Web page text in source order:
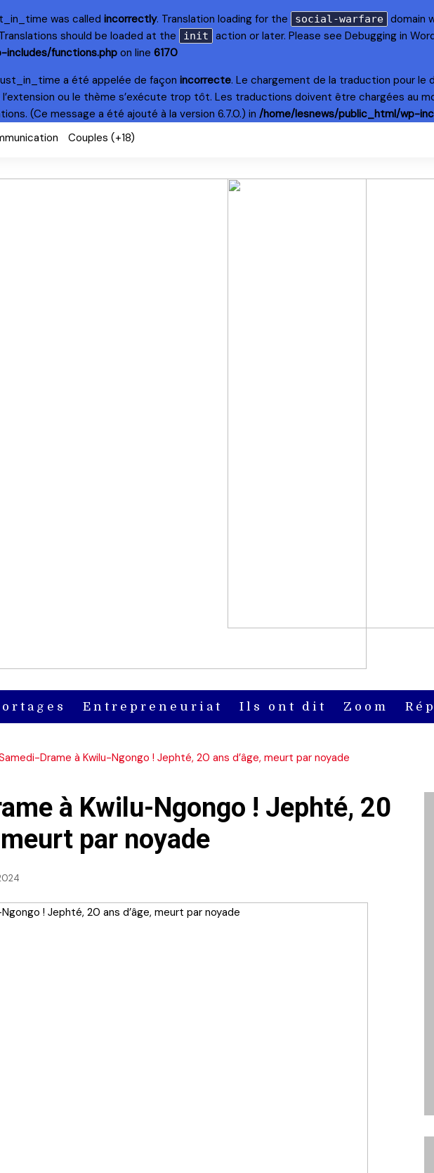
was called incorrectly. Translation loading for the social-warfare domain
should be loaded at the
init action or later. Please see Debugging in
functions.php on line 6170
a été appelée de façon incorrecte. Le chargement de la traduction pour le
ou le thème s’exécute trop tôt. Les traductions doivent être chargées au
(Ce message a été ajouté à la version 6.7.0.) in /home/lesnews/public_html/wp-
Couples (+18)
Entrepreneuriat Ils ont dit Zoom
Drame à Kwilu-Ngongo ! Jephté, 20 ans d’âge, meurt par noyade
à Kwilu-Ngongo ! Jephté, 20
meurt par noyade